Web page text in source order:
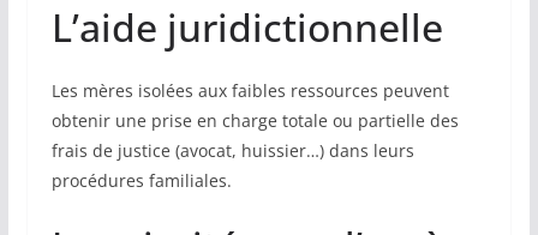
L’aide juridictionnelle
Les mères isolées aux faibles ressources peuvent
obtenir une prise en charge totale ou partielle des
frais de justice (avocat, huissier…) dans leurs
procédures familiales.